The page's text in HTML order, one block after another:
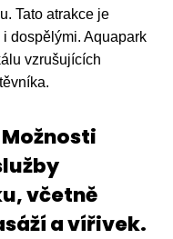
Tato atrakce je
dospělými. Aquapark
vzrušujících
včetně
a vířivek.